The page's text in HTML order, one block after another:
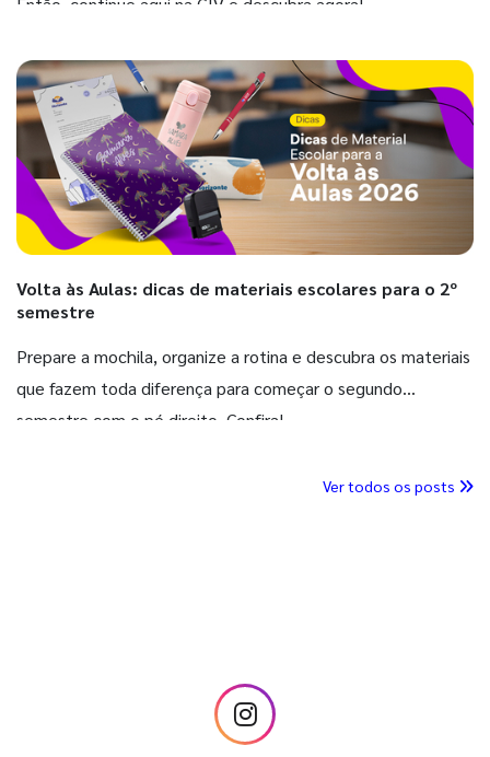
Volta às Aulas: dicas de materiais escolares para o 2º
semestre
Prepare a mochila, organize a rotina e descubra os materiais
que fazem toda diferença para começar o segundo
semestre com o pé direito. Confira!
Ver todos os posts